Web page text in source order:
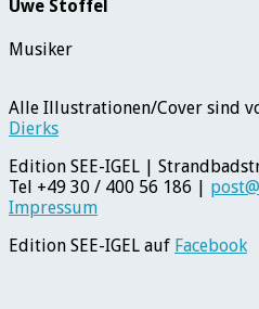
Uwe Stoffel
Musiker
Alle Illustrationen/Cover sind
Dierks
Edition SEE-IGEL |
Tel +49 30 / 400 56 186 |
Impressum
Edition SEE-IGEL auf Facebook